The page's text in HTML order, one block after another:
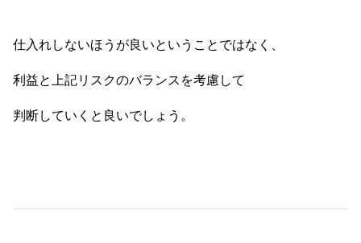
仕入れしないほうが良いということではなく、
利益と上記リスクのバランスを考慮して
判断していくと良いでしょう。